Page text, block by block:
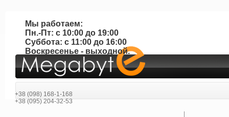
Мы работаем:
Пн.-Пт: с 10:00 до 19:00
Суббота: с 11:00 до 16:00
Воскресенье - выходной.
+38 (098) 168-1-168
+38 (095) 204-32-53